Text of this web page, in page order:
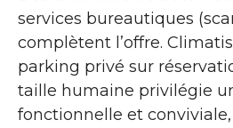
services bureautiques
complètent l’offre.
parking privé sur
taille humaine privilégie
fonctionnelle et